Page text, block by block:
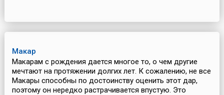
Макар
Макарам с рождения дается многое то, о чем другие
мечтают на протяжении долгих лет. К сожалению, не все
Макары способны по достоинству оценить этот дар,
поэтому он нередко растрачивается впустую. Это